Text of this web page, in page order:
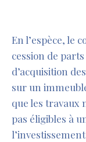
En l’espèce, le
cession de
d’acquisition
sur un
que les travaux
pas éligibles à